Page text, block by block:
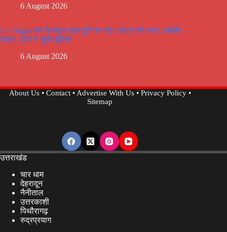
6 August 2026
US Nagar:घर के महज कुछ दूरी पर गई 1 छात्र की जान, आरोपी
फरार, जांच में जुटी पुलिस
6 August 2026
About Us• Contact•Advertise With Us• Privacy Policy•
Sitemap
उत्तराखंड
चार धाम
देहरादून
नैनीताल
उत्तरकाशी
पिथौरागढ़
रुद्रप्रयाग